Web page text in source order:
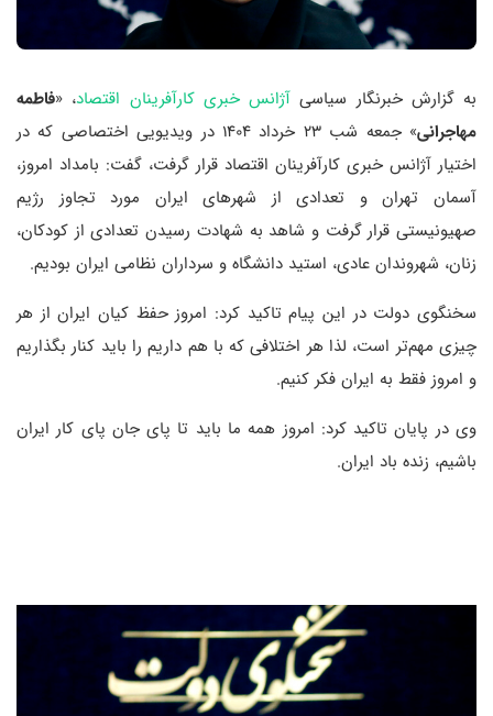
به گزارش خبرنگار سیاسی آژانس خبری کارآفرینان اقتصاد، «فاطمه
مهاجرانی
» جمعه شب ۲۳ خرداد ۱۴۰۴ در ویدیویی اختصاصی که در
اختیار آژانس خبری کارآفرینان اقتصاد قرار گرفت، گفت: بامداد امروز،
آسمان تهران و تعدادی از شهرهای ایران مورد تجاوز رژیم
صهیونیستی قرار گرفت و شاهد به شهادت رسیدن تعدادی از کودکان،
زنان، شهروندان عادی، استید دانشگاه و سرداران نظامی ایران بودیم.
سخنگوی دولت در این پیام تاکید کرد: امروز حفظ کیان ایران از هر
چیزی مهم‌تر است، لذا هر اختلافی که با هم داریم را باید کنار بگذاریم
و امروز فقط به ایران فکر کنیم.
وی در پایان تاکید کرد: امروز همه ما باید تا پای جان پای کار ایران
باشیم، زنده باد ایران.